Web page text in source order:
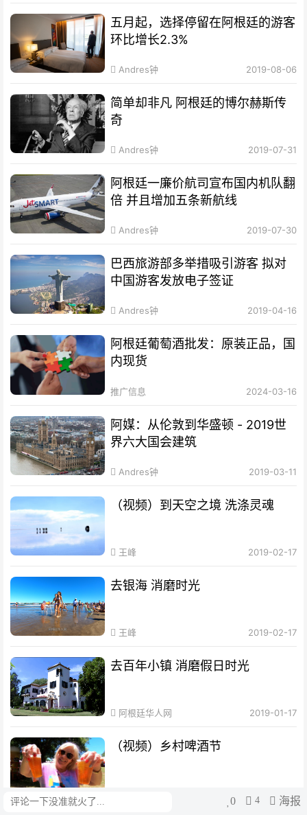
评论 0 4 海报
五月起，选择停留在阿根廷的游客
环比增长2.3%
Andres钟 2019-08-06
简单却非凡 阿根廷的博尔赫斯传
奇
Andres钟 2019-07-31
阿根廷一廉价航司宣布国内机队翻
倍 并且增加五条新航线
Andres钟 2019-07-30
巴西旅游部多举措吸引游客 拟对
中国游客发放电子签证
Andres钟 2019-04-16
阿根廷葡萄酒批发：原装正品，国
内现货
推广信息 2024-03-16
阿媒：从伦敦到华盛顿 - 2019世
界六大国会建筑
Andres钟 2019-03-11
（视频）到天空之境 洗涤灵魂
王峰 2019-02-17
去银海 消磨时光
王峰 2019-02-17
去百年小镇 消磨假日时光
阿根廷华人网 2019-01-17
（视频）乡村啤酒节
2018-12-14